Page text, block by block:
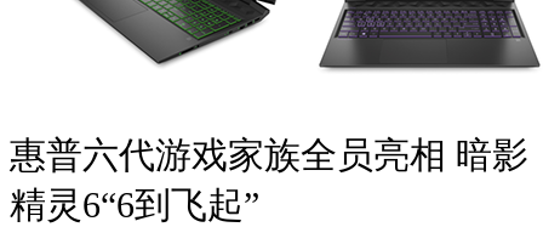
惠普六代游戏家族全员亮相 暗影
精灵6“6到飞起”